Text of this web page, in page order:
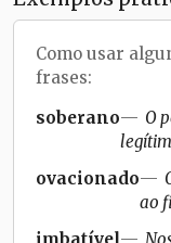
Como usar
frases:
soberano
O
ovacionado
ao